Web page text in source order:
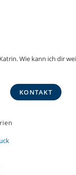
Wie kann ich dir
KONTAKT